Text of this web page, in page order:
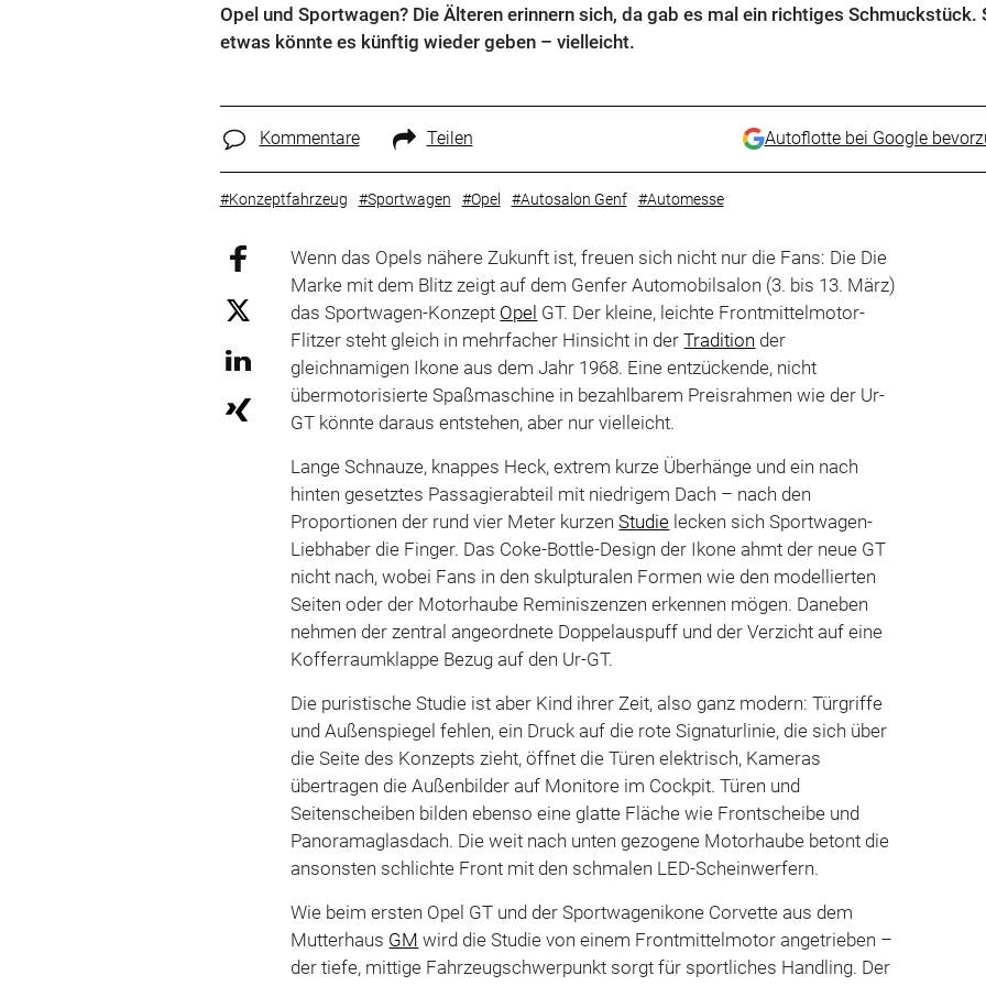
Opel und Sportwagen? Die Älteren erinnern sich, da gab es mal ein richtiges Schmuckstück.
etwas könnte es künftig wieder geben – vielleicht.
Kommentare Teilen Autoflotte bei Google
#Konzeptfahrzeug #Sportwagen #Opel #Autosalon Genf #Automesse
Wenn das Opels nähere Zukunft ist, freuen sich nicht nur die Fans: Die Die
Marke mit dem Blitz zeigt auf dem Genfer Automobilsalon (3. bis 13. März)
das Sportwagen-Konzept Opel GT. Der kleine, leichte Frontmittelmotor-
Flitzer steht gleich in mehrfacher Hinsicht in derTradition der
gleichnamigen Ikone aus dem Jahr 1968. Eine entzückende, nicht
übermotorisierte Spaßmaschine in bezahlbarem Preisrahmen wie der Ur-
GT könnte daraus entstehen, aber nur vielleicht.
Lange Schnauze, knappes Heck, extrem kurze Überhänge und ein nach
hinten gesetztes Passagierabteil mit niedrigem Dach – nach den
Proportionen der rund vier Meter kurzenStudie lecken sich Sportwagen-
Liebhaber die Finger. Das Coke-Bottle-Design der Ikone ahmt der neue GT
nicht nach, wobei Fans in den skulpturalen Formen wie den modellierten
Seiten oder der Motorhaube Reminiszenzen erkennen mögen. Daneben
nehmen der zentral angeordnete Doppelauspuff und der Verzicht auf eine
Kofferraumklappe Bezug auf den Ur-GT.
Die puristische Studie ist aber Kind ihrer Zeit, also ganz modern: Türgriffe
und Außenspiegel fehlen, ein Druck auf die rote Signaturlinie, die sich über
die Seite des Konzepts zieht, öffnet die Türen elektrisch, Kameras
übertragen die Außenbilder auf Monitore im Cockpit. Türen und
Seitenscheiben bilden ebenso eine glatte Fläche wie Frontscheibe und
Panoramaglasdach. Die weit nach unten gezogene Motorhaube betont die
ansonsten schlichte Front mit den schmalen LED-Scheinwerfern.
Wie beim ersten Opel GT und der Sportwagenikone Corvette aus dem
Mutterhaus GM wird die Studie von einem Frontmittelmotor angetrieben –
der tiefe, mittige Fahrzeugschwerpunkt sorgt für sportliches Handling. Der